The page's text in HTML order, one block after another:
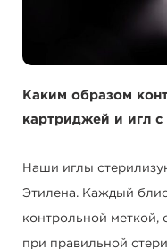
Каким образом
картриджей и игл с
Наши иглы
Этилена. Каждый
контрольной
при правильной